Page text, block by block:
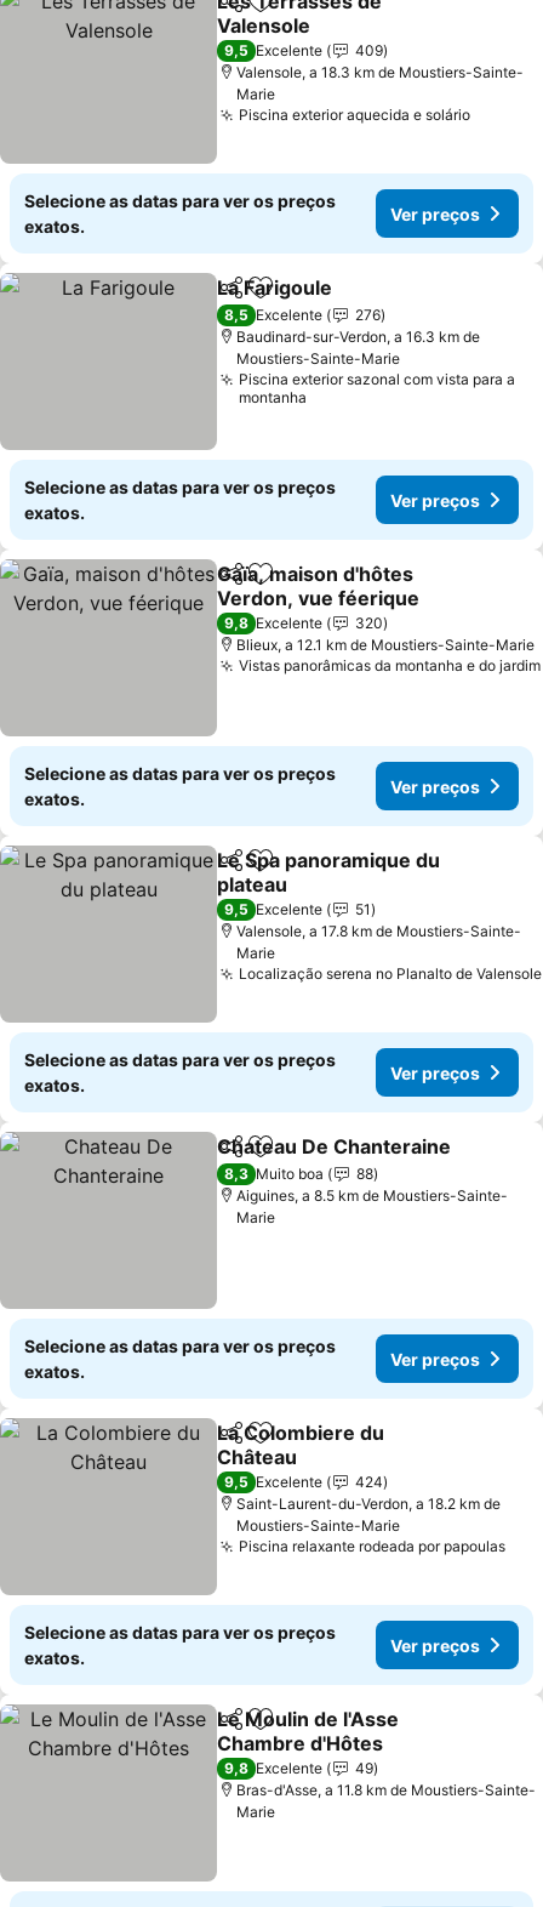
PartilharAdicionar aos favoritos
Valensole
Ver preços
9,5 Excelente
409
Valensole, a 18.3 km de Moustiers-Sainte-
Marie
Piscina exterior aquecida e solárioVer
Selecione as datas para ver os preços
exatos.
Ver preços
PartilharAdicionar aos favoritos
La Farigoule
8,5 Excelente
276
Baudinard-sur-Verdon, a 16.3 km de
Moustiers-Sainte-Marie
Piscina exterior sazonal com vista para a
montanha
Selecione as datas para ver os preços
exatos.
Ver preços
PartilharAdicionar aos favoritos
Gaïa, maison d'hôtes
Verdon, vue féerique
Ver preços
9,8 Excelente
320
Blieux, a 12.1 km de Moustiers-Sainte-Marie
Vistas panorâmicas da montanha e do jardim
Selecione as datas para ver os preços
exatos.
Ver preços
PartilharAdicionar aos favoritos
Le Spa panoramique du
plateau
Ver preços
9,5 Excelente
51
Valensole, a 17.8 km de Moustiers-Sainte-
Marie
Localização serena no Planalto de Valensole
Selecione as datas para ver os preços
exatos.
Ver preços
PartilharAdicionar aos favoritos
Chateau De Chanteraine
8,3 Muito boa
88
Aiguines, a 8.5 km de Moustiers-Sainte-
Marie
Selecione as datas para ver os preços
exatos.
Ver preços
PartilharAdicionar aos favoritos
La Colombiere du
Château
Ver preços
9,5 Excelente
424
Saint-Laurent-du-Verdon, a 18.2 km de
Moustiers-Sainte-Marie
Piscina relaxante rodeada por papoulasVer
Selecione as datas para ver os preços
exatos.
Ver preços
PartilharAdicionar aos favoritos
Le Moulin de l'Asse
Chambre d'Hôtes
Ver preços
9,8 Excelente
49
Bras-d'Asse, a 11.8 km de Moustiers-Sainte-
Marie